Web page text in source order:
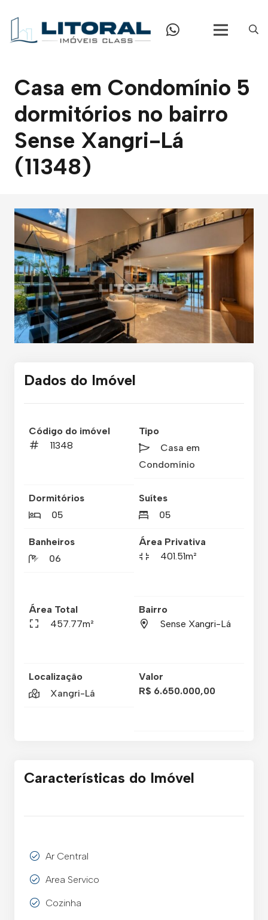
Casa em Condomínio 5
dormitórios no bairro
Sense Xangri-Lá
(11348)
Dados do Imóvel
Código do imóvel
11348
Tipo
Casa em
Condomínio
Dormitórios
05
Suítes
05
Banheiros
06
Área Privativa
401.51m²
Área Total
457.77m²
Bairro
Sense Xangri-Lá
Localização
Xangri-Lá
Valor
R$ 6.650.000,00
Características do Imóvel
Ar Central
Area Servico
Cozinha